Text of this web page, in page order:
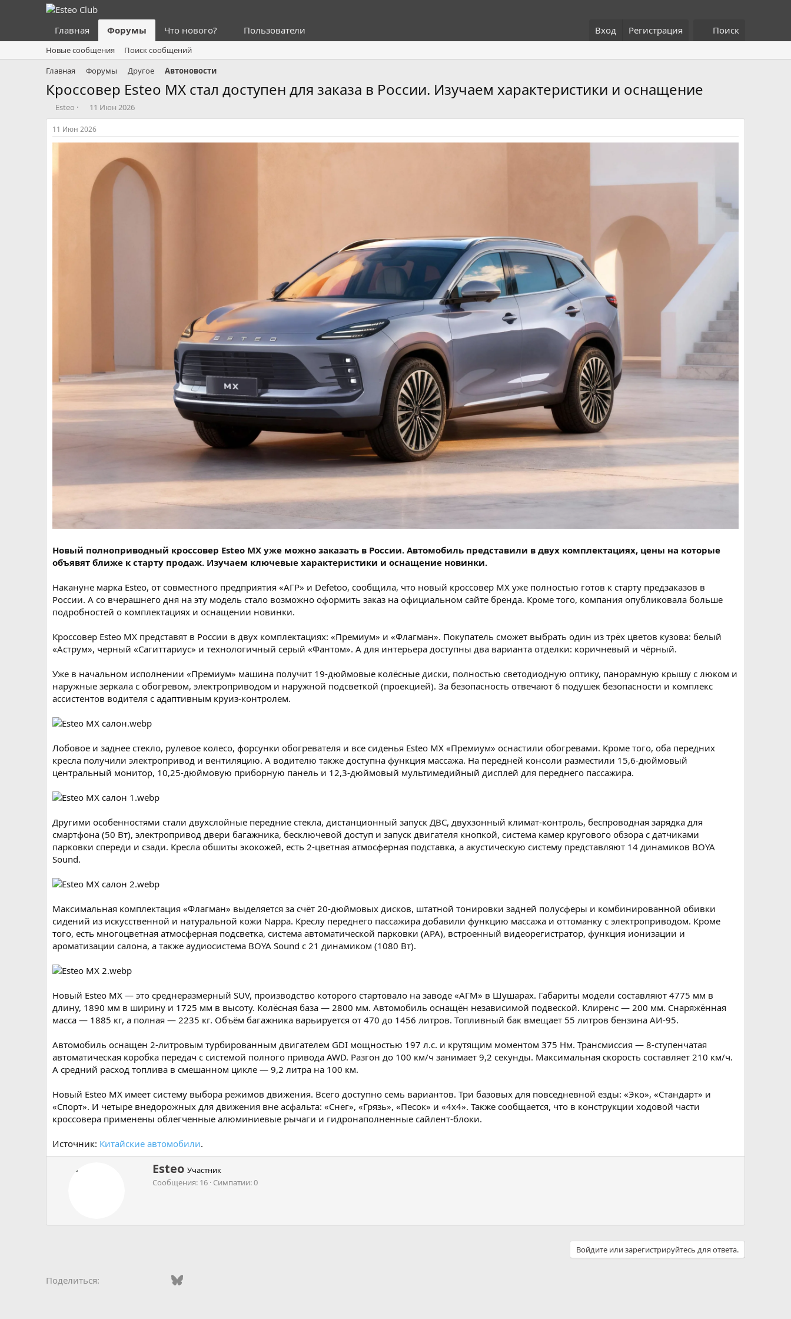
Главная Форумы Что нового? Пользователи Вход Регистрация Поиск
Новые сообщения
Поиск сообщений
Главная
Форумы Другое Автоновости
Кроссовер Esteo MX стал доступен для заказа в России. Изучаем характеристики и оснащение
А
в
т
о
Esteo
Д
а
т
а
л
11 Июн 2026
11 Июн 2026
Новый полноприводный кроссовер Esteo MX уже можно заказать в России. Автомобиль представили в двух комплектациях, цены на которые
объявят ближе к старту продаж. Изучаем ключевые характеристики и оснащение новинки.
Накануне марка Esteo, от совместного предприятия «АГР» и Defetoo, сообщила, что новый кроссовер MX уже полностью готов к старту предзаказов в
России. А со вчерашнего дня на эту модель стало возможно оформить заказ на официальном сайте бренда. Кроме того, компания опубликовала больше
подробностей о комплектациях и оснащении новинки.
Кроссовер Esteo MX представят в России в двух комплектациях: «Премиум» и «Флагман». Покупатель сможет выбрать один из трёх цветов кузова: белый
«Аструм», черный «Сагиттариус» и технологичный серый «Фантом». А для интерьера доступны два варианта отделки: коричневый и чёрный.
Уже в начальном исполнении «Премиум» машина получит 19-дюймовые колёсные диски, полностью светодиодную оптику, панорамную крышу с люком и
наружные зеркала с обогревом, электроприводом и наружной подсветкой (проекцией). За безопасность отвечают 6 подушек безопасности и комплекс
ассистентов водителя с адаптивным круиз-контролем.
Лобовое и заднее стекло, рулевое колесо, форсунки обогревателя и все сиденья Esteo MX «Премиум» оснастили обогревами. Кроме того, оба передних
кресла получили электропривод и вентиляцию. А водителю также доступна функция массажа. На передней консоли разместили 15,6-дюймовый
центральный монитор, 10,25-дюймовую приборную панель и 12,3-дюймовый мультимедийный дисплей для переднего пассажира.
Другими особенностями стали двухслойные передние стекла, дистанционный запуск ДВС, двухзонный климат-контроль, беспроводная зарядка для
смартфона (50 Вт), электропривод двери багажника, бесключевой доступ и запуск двигателя кнопкой, система камер кругового обзора с датчиками
парковки спереди и сзади. Кресла обшиты экокожей, есть 2-цветная атмосферная подставка, а акустическую систему представляют 14 динамиков BOYA
Sound.
Максимальная комплектация «Флагман» выделяется за счёт 20-дюймовых дисков, штатной тонировки задней полусферы и комбинированной обивки
сидений из искусственной и натуральной кожи Nappa. Креслу переднего пассажира добавили функцию массажа и оттоманку с электроприводом. Кроме
того, есть многоцветная атмосферная подсветка, система автоматической парковки (APA), встроенный видеорегистратор, функция ионизации и
ароматизации салона, а также аудиосистема BOYA Sound с 21 динамиком (1080 Вт).
Новый Esteo MX — это среднеразмерный SUV, производство которого стартовало на заводе «АГМ» в Шушарах. Габариты модели составляют 4775 мм в
длину, 1890 мм в ширину и 1725 мм в высоту. Колёсная база — 2800 мм. Автомобиль оснащён независимой подвеской. Клиренс — 200 мм. Снаряжённая
масса — 1885 кг, а полная — 2235 кг. Объём багажника варьируется от 470 до 1456 литров. Топливный бак вмещает 55 литров бензина АИ-95.
Автомобиль оснащен 2-литровым турбированным двигателем GDI мощностью 197 л.с. и крутящим моментом 375 Нм. Трансмиссия — 8-ступенчатая
автоматическая коробка передач с системой полного привода AWD. Разгон до 100 км/ч занимает 9,2 секунды. Максимальная скорость составляет 210 км/ч.
А средний расход топлива в смешанном цикле — 9,2 литра на 100 км.
Новый Esteo MX имеет систему выбора режимов движения. Всего доступно семь вариантов. Три базовых для повседневной езды: «Эко», «Стандарт» и
«Спорт». И четыре внедорожных для движения вне асфальта: «Снег», «Грязь», «Песок» и «4х4». Также сообщается, что в конструкции ходовой части
кроссовера применены облегченные алюминиевые рычаги и гидронаполненные сайлент-блоки.
Источник: Китайские автомобили.
А
в
т
Esteo Участник
Сообщения 16 Симпатии 0
Войдите или зарегистрируйтесь для ответа.
Поделиться: Odnoklassniki
Mail.ruBluesky